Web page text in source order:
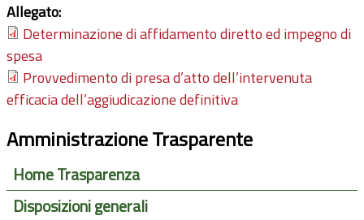
Allegato:
Determinazione di affidamento diretto ed impegno di
spesa
Provvedimento di presa d’atto dell’intervenuta
efficacia dell’aggiudicazione definitiva
Amministrazione Trasparente
Home Trasparenza
Disposizioni generali